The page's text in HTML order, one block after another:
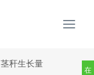
茎秆生长量
在